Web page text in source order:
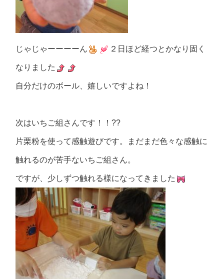
じゃじゃーーーーん ２日ほど経つとかなり固く
なりました
自分だけのボール、嬉しいですよね！
次はいちご組さんです！！??
片栗粉を使って感触遊びです。まだまだ色々な感触に
触れるのが苦手ないちご組さん。
ですが、少しずつ触れる様になってきました